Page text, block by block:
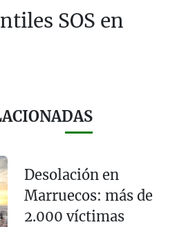
SOS en
Desolación en
Marruecos: más de
2.000 víctimas